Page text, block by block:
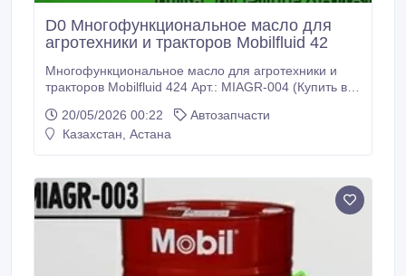
D0 Многофункциональное масло для
агротехники и тракторов Mobilfluid 42
Многофункциональное масло для агротехники и
тракторов Mobilfluid 424 Арт.: MIAGR-004 (Купить в
Mobilfluid 424 - многофункциональное тракторное
масло с очень высокими эксплуатационными
жидкостям, применяемым в силовых трансмиссиях
и гидравлических системах тракторов.
20/05/2026 00:22
Автозапчасти
Казахстан, Астана